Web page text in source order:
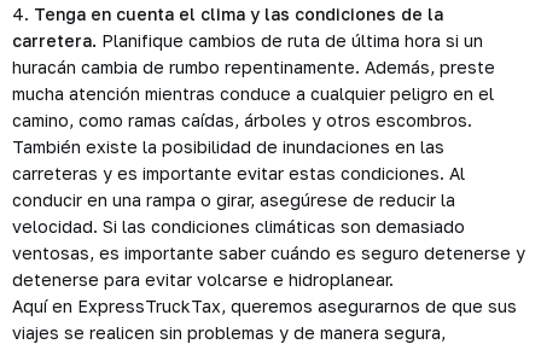
4. Tenga en cuenta el clima y las condiciones de la
carretera. Planifique cambios de ruta de última hora si un
huracán cambia de rumbo repentinamente. Además, preste
mucha atención mientras conduce a cualquier peligro en el
camino, como ramas caídas, árboles y otros escombros.
También existe la posibilidad de inundaciones en las
carreteras y es importante evitar estas condiciones. Al
conducir en una rampa o girar, asegúrese de reducir la
velocidad. Si las condiciones climáticas son demasiado
ventosas, es importante saber cuándo es seguro detenerse y
detenerse para evitar volcarse e hidroplanear.
Aquí en ExpressTruckTax, queremos asegurarnos de que sus
viajes se realicen sin problemas y de manera segura,